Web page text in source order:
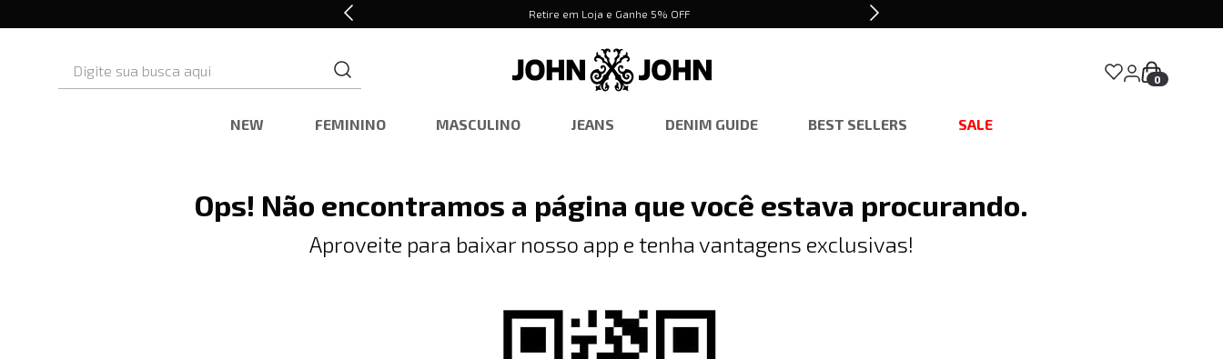
Retire em Loja e Ganhe 5% OFF
0
NEW FEMININO MASCULINO JEANS DENIM GUIDE BEST SELLERS SALE
Ops! Não encontramos a página que você estava procurando.
Aproveite para baixar nosso app e tenha vantagens exclusivas!